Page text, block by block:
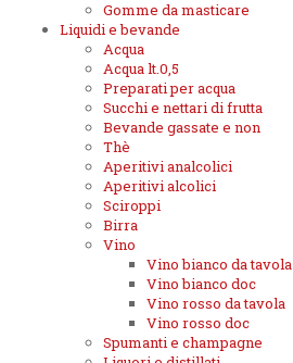
Gomme da masticare
Liquidi e bevande
Acqua
Acqua lt.0,5
Preparati per acqua
Succhi e nettari di frutta
Bevande gassate e non
Thè
Aperitivi analcolici
Aperitivi alcolici
Sciroppi
Birra
Vino
Vino bianco da tavola
Vino bianco doc
Vino rosso da tavola
Vino rosso doc
Spumanti e champagne